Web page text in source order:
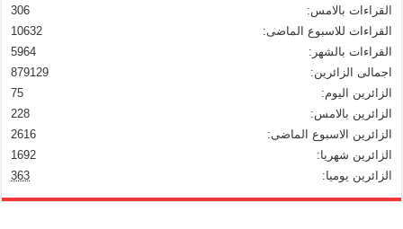
306
القراءات بالامس:
10632
القراءات للاسبوع الماضى:
5964
القراءات بالشهر:
879129
اجمالى الزائرين:
75
الزائرين اليوم:
228
الزائرين بالامس:
2616
الزائرين الاسبوع الماضى:
1692
الزائرين شهريا:
363
الزائرين يوميا: